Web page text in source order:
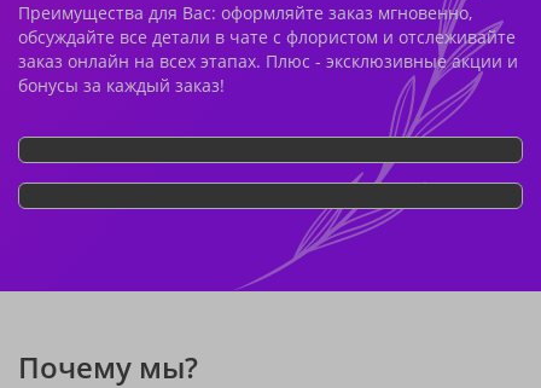
Преимущества для Вас: оформляйте заказ мгновенно,
обсуждайте все детали в чате с флористом и отслеживайте
заказ онлайн на всех этапах. Плюс - эксклюзивные акции и
бонусы за каждый заказ!
Почему мы?